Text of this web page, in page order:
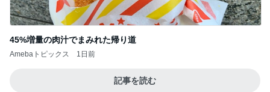
45%増量の肉汁でまみれた帰り道
Amebaトピックス 1日前
記事を読む